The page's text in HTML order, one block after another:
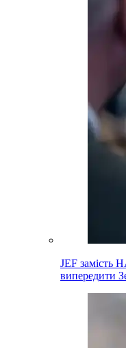
JEF замість
випередити